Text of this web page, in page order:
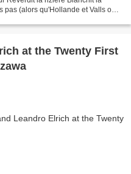
(alors qu'Hollande et Valls oui)
at the Twenty First